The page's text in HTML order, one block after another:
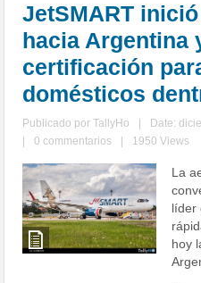
JetSMART
hacia Argentina
certificación
domésticos
Publicado porTallyHo
Date:
0 commentarios 1950 Views
La
líder
hoy
...